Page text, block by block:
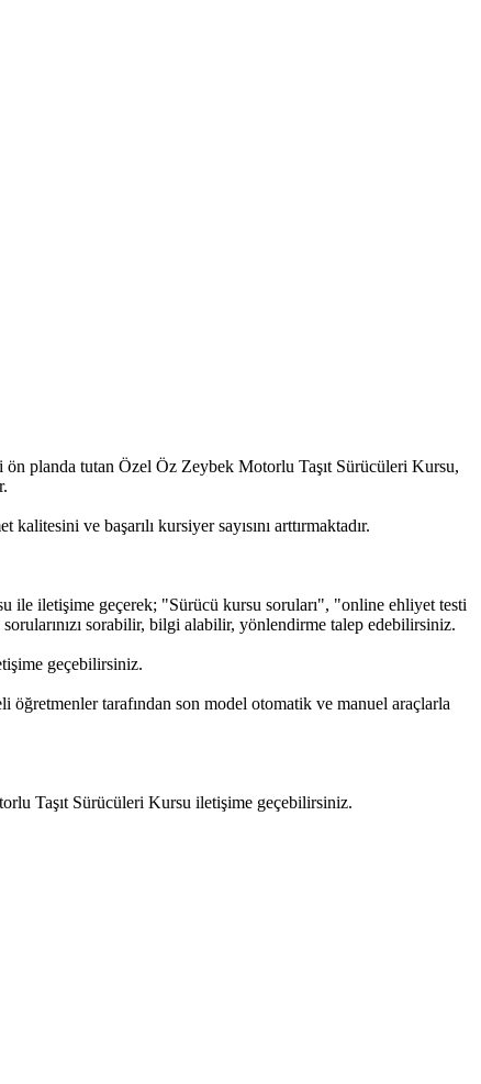
planda tutan Özel Öz Zeybek Motorlu Taşıt Sürücüleri Kursu,
ve başarılı kursiyer sayısını arttırmaktadır.
ile iletişime geçerek; "Sürücü kursu soruları", "online ehliyet testi
sorabilir, bilgi alabilir, yönlendirme talep edebilirsiniz.
geçebilirsiniz.
tarafından son model otomatik ve manuel araçlarla
Taşıt Sürücüleri Kursu iletişime geçebilirsiniz.